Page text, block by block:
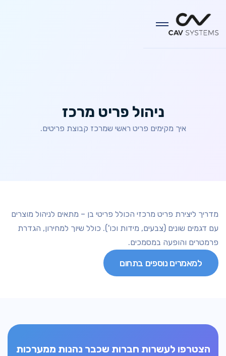
ניהול פריט מרכז
איך מקימים פריט ראשי שמרכז קבוצת פריטים.
מדריך ליצירת פריט מרכזי הכולל פריטי בן – מתאים לניהול מוצרים
עם דגמים שונים (צבעים, מידות וכו'). כולל שיוך למחירון, הגדרת
פרמטרים והופעה במסמכים.
למאמרים נוספים בתחום
הצטרפו לעשרות חברות שכבר נהנות ממערכות